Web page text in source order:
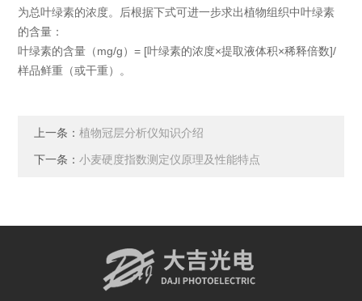
为总叶绿素的浓度。后根据下式可进一步求出植物组织中叶绿素
的含量：
叶绿素的含量（mg/g）= [叶绿素的浓度×提取液体积×稀释倍数]/
样品鲜重（或干重）。
上一条：植物冠层分析仪知识介绍
下一条：小麦硬度指数测定仪原理及性能特点